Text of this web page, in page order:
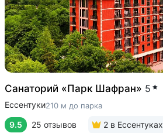
Санаторий «Парк Шафран» 5
Ессентуки210 м до парка
9.5 25 отзывов 2 в Ессентуках